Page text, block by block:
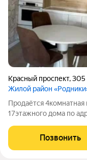
Красный проспект,305
Жилой район
Продаётся
17этажного дома по
евроремонт можно сразу жить. Квартира 102 м на Красном
проспекте: жизнь в
Позвонить